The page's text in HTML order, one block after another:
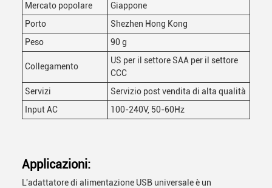
Mercato popolare
Giappone
Porto
Shezhen Hong Kong
Peso
90 g
Collegamento
US per il settore SAA per il settore
CCC
Servizi
Servizio post vendita di alta qualità
Input AC
100-240V, 50-60Hz
Applicazioni:
L'adattatore di alimentazione USB universale è un